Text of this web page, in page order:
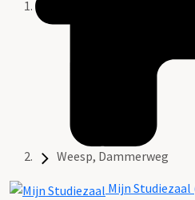
Weesp, Dammerweg
Mijn